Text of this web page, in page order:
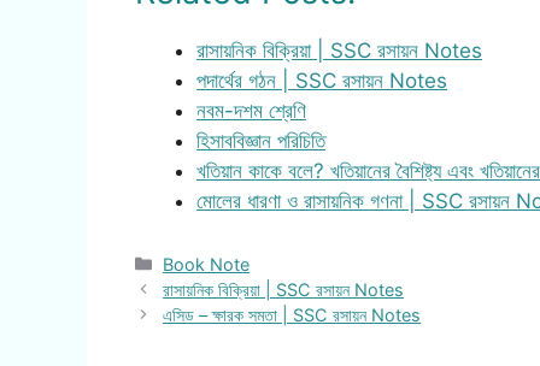
রাসায়নিক বিক্রিয়া | SSC রসায়ন Notes
পদার্থের গঠন | SSC রসায়ন Notes
নবম-দশম শ্রেণি
হিসাববিজ্ঞান পরিচিতি
খতিয়ান কাকে বলে? খতিয়ানের বৈশিষ্ট্য এবং
মোলের ধারণা ও রাসায়নিক গণনা | SSC রসায়ন
Categories
Book Note
রাসায়নিক বিক্রিয়া | SSC রসায়ন Notes
এসিড – ক্ষারক সমতা | SSC রসায়ন Notes